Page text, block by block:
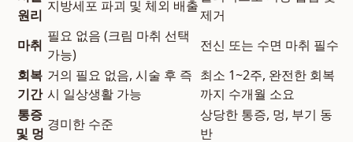
원리
지방세포 파괴 및 체외 배출
제거
마취
필요 없음 (크림 마취 선택
가능)
전신 또는 수면 마취 필수
회복
기간
거의 필요 없음, 시술 후 즉
시 일상생활 가능
최소 1~2주, 완전한 회복
까지 수개월 소요
통증
및 멍
경미한 수준
상당한 통증, 멍, 부기 동
반